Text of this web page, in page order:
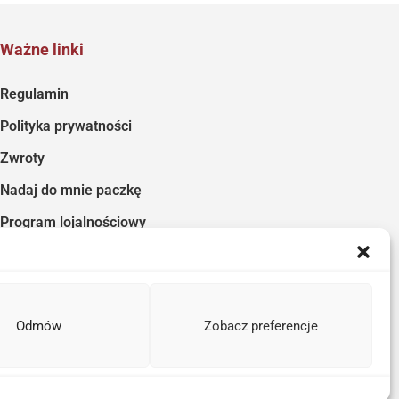
Odmów Zobacz preferencje
Ważne linki
Regulamin
Polityka prywatności
Zwroty
Nadaj do mnie paczkę
Program lojalnościowy